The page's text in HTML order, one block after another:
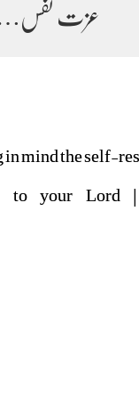
عزت نفس…
in mind the self-
to your